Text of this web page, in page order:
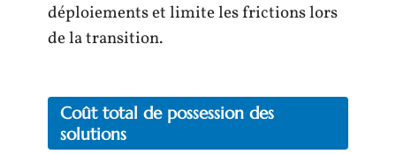
déploiements et limite les frictions lors
de la transition.
Coût total de possession des
solutions